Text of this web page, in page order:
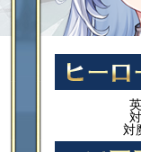
対